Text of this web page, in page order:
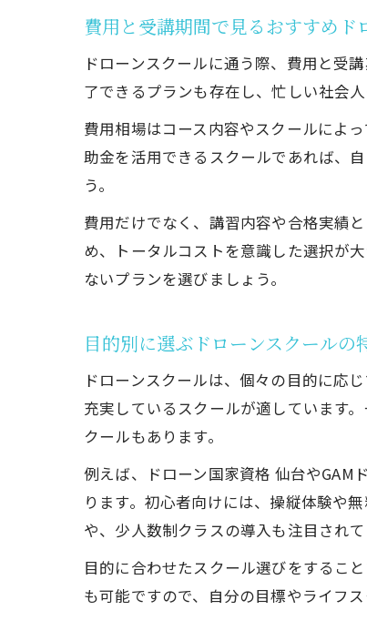
費用と受講期間で見るおすすめド
ドローンスクールに通う際、費用と受
了できるプランも存在し、忙しい社会
費用相場はコース内容やスクールによ
助金を活用できるスクールであれば、
う。
費用だけでなく、講習内容や合格実績
め、トータルコストを意識した選択が
ないプランを選びましょう。
目的別に選ぶドローンスクールの
ドローンスクールは、個々の目的に応
充実しているスクールが適しています
クールもあります。
例えば、ドローン国家資格 仙台やGAM
ります。初心者向けには、操縦体験や
や、少人数制クラスの導入も注目されて
目的に合わせたスクール選びをするこ
も可能ですので、自分の目標やライフ